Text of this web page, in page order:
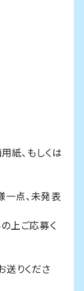
紙、もしくは
点、未発表
上ご応募く
りくださ